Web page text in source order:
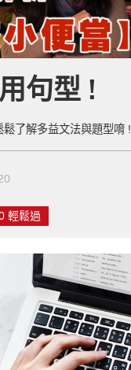
輕鬆過
句型 !
鬆了解多益文法與題型唷 !